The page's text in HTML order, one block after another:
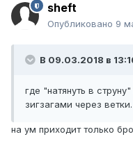
sheft
Опубликовано 9
В 09.03.2018 в
где "натянуть в
зигзагами через ветки.
на ум приходит только